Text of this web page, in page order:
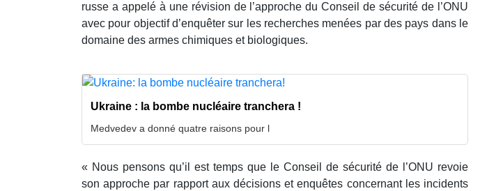
russe a appelé à une révision de l’approche du Conseil de sécurité de l’ONU
avec pour objectif d’enquêter sur les recherches menées par des pays dans le
domaine des armes chimiques et biologiques.
Ukraine : la bombe nucléaire tranchera !
Medvedev a donné quatre raisons pour l
« Nous pensons qu’il est temps que le Conseil de sécurité de l’ONU revoie
son approche par rapport aux décisions et enquêtes concernant les incidents